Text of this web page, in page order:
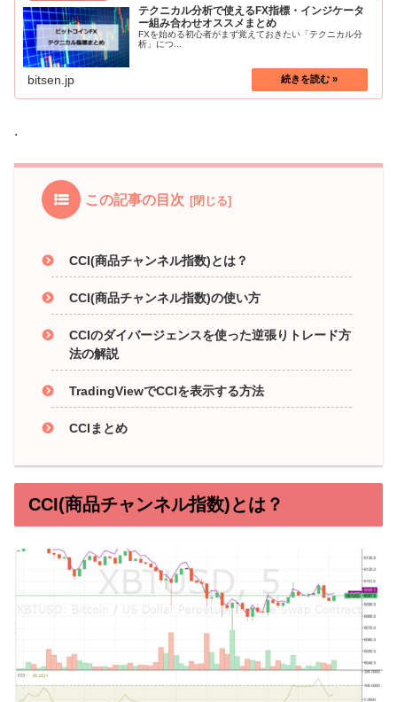
テクニカル分析で使えるFX指標・インジケータ
ー組み合わせオススメまとめ
FXを始める初心者がまず覚えておきたい「テクニカル分
析」につ...
bitsen.jp
.
この記事の目次
CCI(商品チャンネル指数)とは？
CCI(商品チャンネル指数)の使い方
CCIのダイバージェンスを使った逆張りトレード方
法の解説
TradingViewでCCIを表示する方法
CCIまとめ
CCI(商品チャンネル指数)とは？